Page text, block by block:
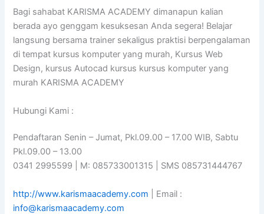
Bagi sahabat KARISMA ACADEMY dimanapun kalian
berada ayo genggam kesuksesan Anda segera! Belajar
langsung bersama trainer sekaligus praktisi berpengalaman
di tempat kursus komputer yang murah, Kursus Web
Design, kursus Autocad kursus kursus komputer yang
murah KARISMA ACADEMY
Hubungi Kami :
Pendaftaran Senin – Jumat, Pkl.09.00 – 17.00 WIB, Sabtu
Pkl.09.00 – 13.00
0341 2995599 | M: 085733001315 | SMS 085731444767
http://www.karismaacademy.com | Email :
info@karismaacademy.com